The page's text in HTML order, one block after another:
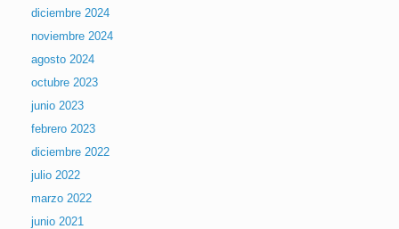
diciembre 2024
noviembre 2024
agosto 2024
octubre 2023
junio 2023
febrero 2023
diciembre 2022
julio 2022
marzo 2022
junio 2021